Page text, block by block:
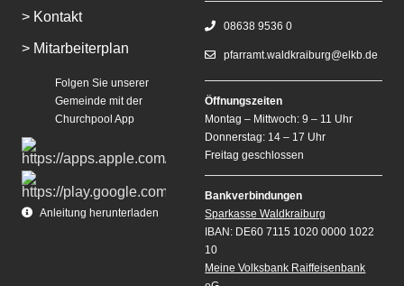
> Kontakt
> Mitarbeiterplan
Folgen Sie unserer
Gemeinde mit der
Churchpool App
Anleitung herunterladen
08638 9536 0
pfarramt.waldkraiburg@elkb.de
Öffnungszeiten
Montag – Mittwoch: 9 – 11 Uhr
Donnerstag: 14 – 17 Uhr
Freitag geschlossen
Bankverbindungen
Sparkasse Waldkraiburg
IBAN: DE60 7115 1020 0000 1022
10
Meine Volksbank Raiffeisenbank